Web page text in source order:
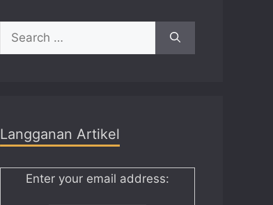
for:
Langganan Artikel
Enter your email address: